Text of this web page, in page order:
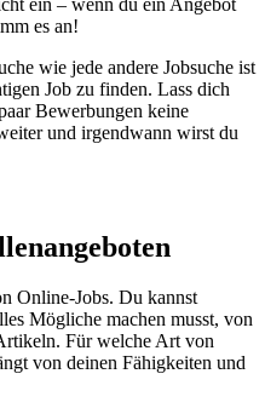
es an!
wie jede andere Jobsuche ist
Job zu finden. Lass dich
Bewerbungen keine
und irgendwann wirst du
Online-Jobs. Du kannst
Mögliche machen musst, von
Für welche Art von
von deinen Fähigkeiten und